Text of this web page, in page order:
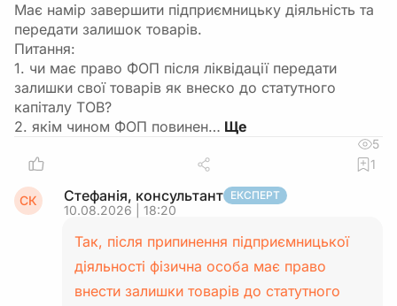
Має намір завершити підприємницьку діяльність та
передати залишок товарів.
Питання:
1. чи має право ФОП після ліквідації передати
залишки свої товарів як внеско до статутного
капіталу ТОВ?
2. якім чином ФОП повинен…
5
1
СК Стефанія, консультант ЕКСПЕРТ
10.08.2026 | 18:20
Так, після припинення підприємницької
діяльності фізична особа має право
внести залишки товарів до статутного